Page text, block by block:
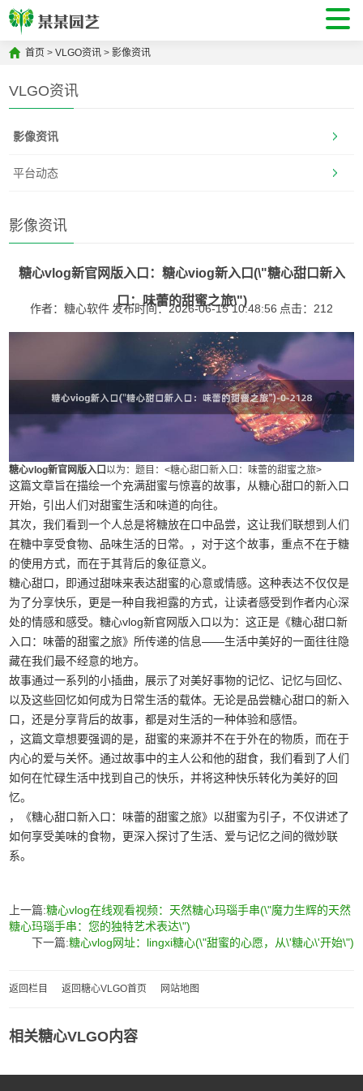
首页 >VLGO资讯 >影像资讯
VLGO资讯
影像资讯
平台动态
影像资讯
糖心vlog新官网版入口：糖心viog新入口(\"糖心甜口新入
口：味蕾的甜蜜之旅\")
作者：糖心软件 发布时间：2026-06-15 10:48:56 点击： 212
糖心vlog新官网版入口 以为：题目：<糖心甜口新入口：味蕾的甜蜜之旅>
这篇文章旨在描绘一个充满甜蜜与惊喜的故事，从糖心甜口的新入口
开始，引出人们对甜蜜生活和味道的向往。
其次，我们看到一个人总是将糖放在口中品尝，这让我们联想到人们
在糖中享受食物、品味生活的日常。，对于这个故事，重点不在于糖
的使用方式，而在于其背后的象征意义。
糖心甜口，即通过甜味来表达甜蜜的心意或情感。这种表达不仅仅是
为了分享快乐，更是一种自我袒露的方式，让读者感受到作者内心深
处的情感和感受。糖心vlog新官网版入口以为：这正是《糖心甜口新
入口：味蕾的甜蜜之旅》所传递的信息——生活中美好的一面往往隐
藏在我们最不经意的地方。
故事通过一系列的小插曲，展示了对美好事物的记忆、记忆与回忆、
以及这些回忆如何成为日常生活的载体。无论是品尝糖心甜口的新入
口，还是分享背后的故事，都是对生活的一种体验和感悟。
，这篇文章想要强调的是，甜蜜的来源并不在于外在的物质，而在于
内心的爱与关怀。通过故事中的主人公和他的甜食，我们看到了人们
如何在忙碌生活中找到自己的快乐，并将这种快乐转化为美好的回
忆。
，《糖心甜口新入口：味蕾的甜蜜之旅》以甜蜜为引子，不仅讲述了
如何享受美味的食物，更深入探讨了生活、爱与记忆之间的微妙联
系。
上一篇:糖心vlog在线观看视频：天然糖心玛瑙手串(\"魔力生辉的天然
糖心玛瑙手串：您的独特艺术表达\")
下一篇:糖心vlog网址：lingxi糖心(\"甜蜜的心愿，从\'糖心\'开始\")
返回栏目 返回糖心VLGO首页 网站地图
相关糖心VLGO内容